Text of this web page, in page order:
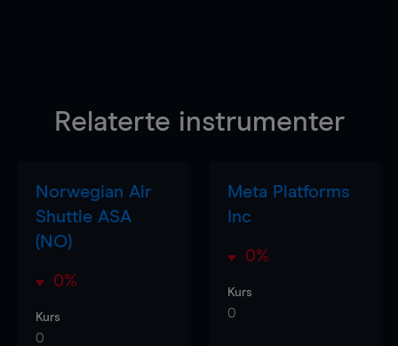
Relaterte instrumenter
Norwegian Air
Shuttle ASA
(NO)
0%
Kurs
0
Meta Platforms
Inc
0%
Kurs
0